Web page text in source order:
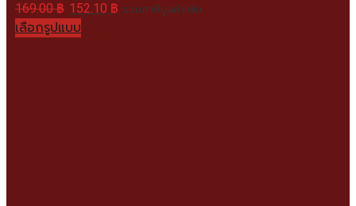
169.00฿ 152.10 ฿ รวมภาษีมูลค่าเพิ่ม
เลือกรูปแบบ